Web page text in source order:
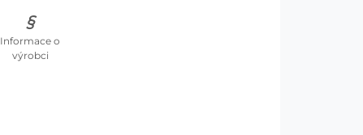
Informace o
výrobci